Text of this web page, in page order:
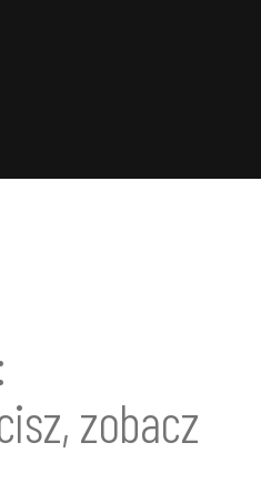
zobacz